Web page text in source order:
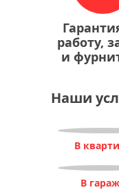
работу,
и
Наши
В
В